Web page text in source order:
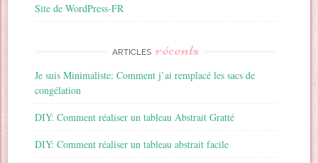
Site de WordPress-FR
ARTICLES récents
Je suis Minimaliste: Comment j’ai remplacé les sacs de
congélation
DIY: Comment réaliser un tableau Abstrait Gratté
DIY: Comment réaliser un tableau abstrait facile